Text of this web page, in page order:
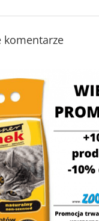
komentarze